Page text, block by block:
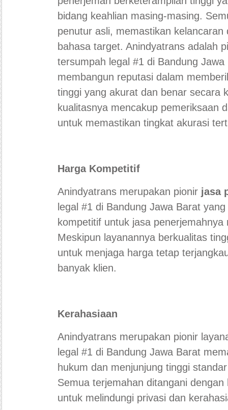
bidang keahlian masing-masing.
penutur asli, memastikan
bahasa target. Anindyatrans adalah
tersumpah legal #1 di Bandung
membangun reputasi dalam
tinggi yang akurat dan benar secara
kualitasnya mencakup pemeriksaan
untuk memastikan tingkat akurasi
Harga Kompetitif
Anindyatrans merupakan pionir jasa
legal #1 di Bandung Jawa Barat
kompetitif untuk jasa
Meskipun layanannya berkualitas
untuk menjaga harga tetap
banyak klien.
Kerahasiaan
Anindyatrans merupakan pionir
legal #1 di Bandung Jawa Barat
hukum dan menjunjung tinggi
Semua terjemahan ditangani
untuk melindungi privasi dan